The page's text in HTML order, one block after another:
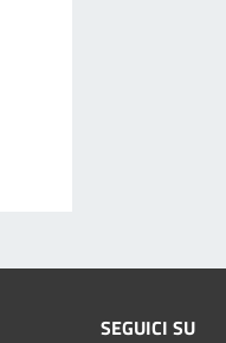
SEGUICI SU